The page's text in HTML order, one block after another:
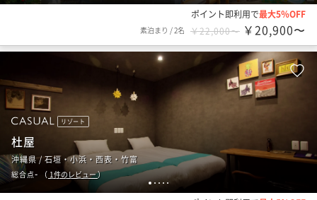
ポイント即利用で最大5％OFF
素泊まり /2名 ￥22,000〜 ￥20,900〜
123 45
リゾート
杜屋
沖縄県 / 石垣・小浜・西表・竹富
総合点- （ 1件のレビュー）